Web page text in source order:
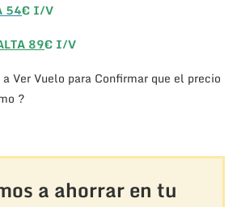
54€ I/V
89€ I/V
Ver Vuelo para Confirmar que el precio
?
a ahorrar en tu